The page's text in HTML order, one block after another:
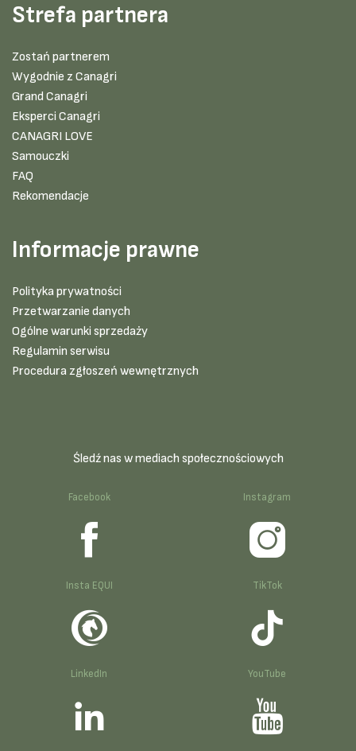
Strefa partnera
Zostań partnerem
Wygodnie z Canagri
Grand Canagri
Eksperci Canagri
CANAGRI LOVE
Samouczki
FAQ
Rekomendacje
Informacje prawne
Polityka prywatności
Przetwarzanie danych
Ogólne warunki sprzedaży
Regulamin serwisu
Procedura zgłoszeń wewnętrznych
Śledź nas w mediach społecznościowych
Facebook Instagram
Insta EQUI TikTok
LinkedIn YouTube